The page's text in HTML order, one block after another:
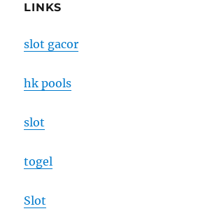
LINKS
slot gacor
hk pools
slot
togel
Slot